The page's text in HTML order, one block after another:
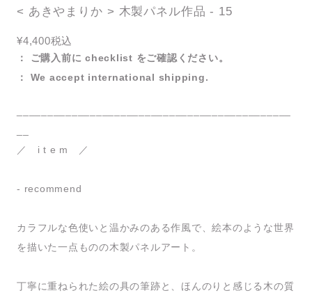
< あきやまりか > 木製パネル作品 - 15
¥4,400税込
： ご購入前に checklist をご確認ください。
： We accept international shipping.
／ i t e m ／
- recommend
カラフルな色使いと温かみのある作風で、絵本のような世界
を描いた一点ものの木製パネルアート。
丁寧に重ねられた絵の具の筆跡と、ほんのりと感じる木の質